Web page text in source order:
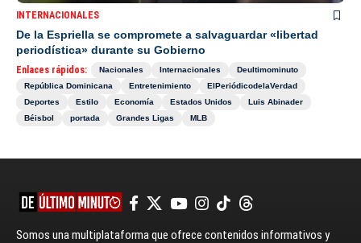
INTERNACIONALES
De la Espriella se compromete a salvaguardar «libertad
periodística» durante su Gobierno
Enlaces rápidos: Nacionales Internacionales
Deultimominuto
República Dominicana
Entretenimiento
ElPeriódicodelaVerdad
Deportes
Estilo Economía Estados Unidos
Luis Abinader
Béisbol
portada Grandes Ligas MLB
Somos una multiplataforma que ofrece contenidos informativos y